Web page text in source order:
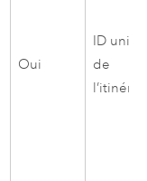
Oui
ID
de